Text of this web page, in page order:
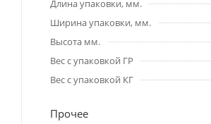
Длина упаковки, мм.
Ширина упаковки, мм.
Высота мм.
Вес с упаковкой ГР
Вес с упаковкой КГ
Прочее